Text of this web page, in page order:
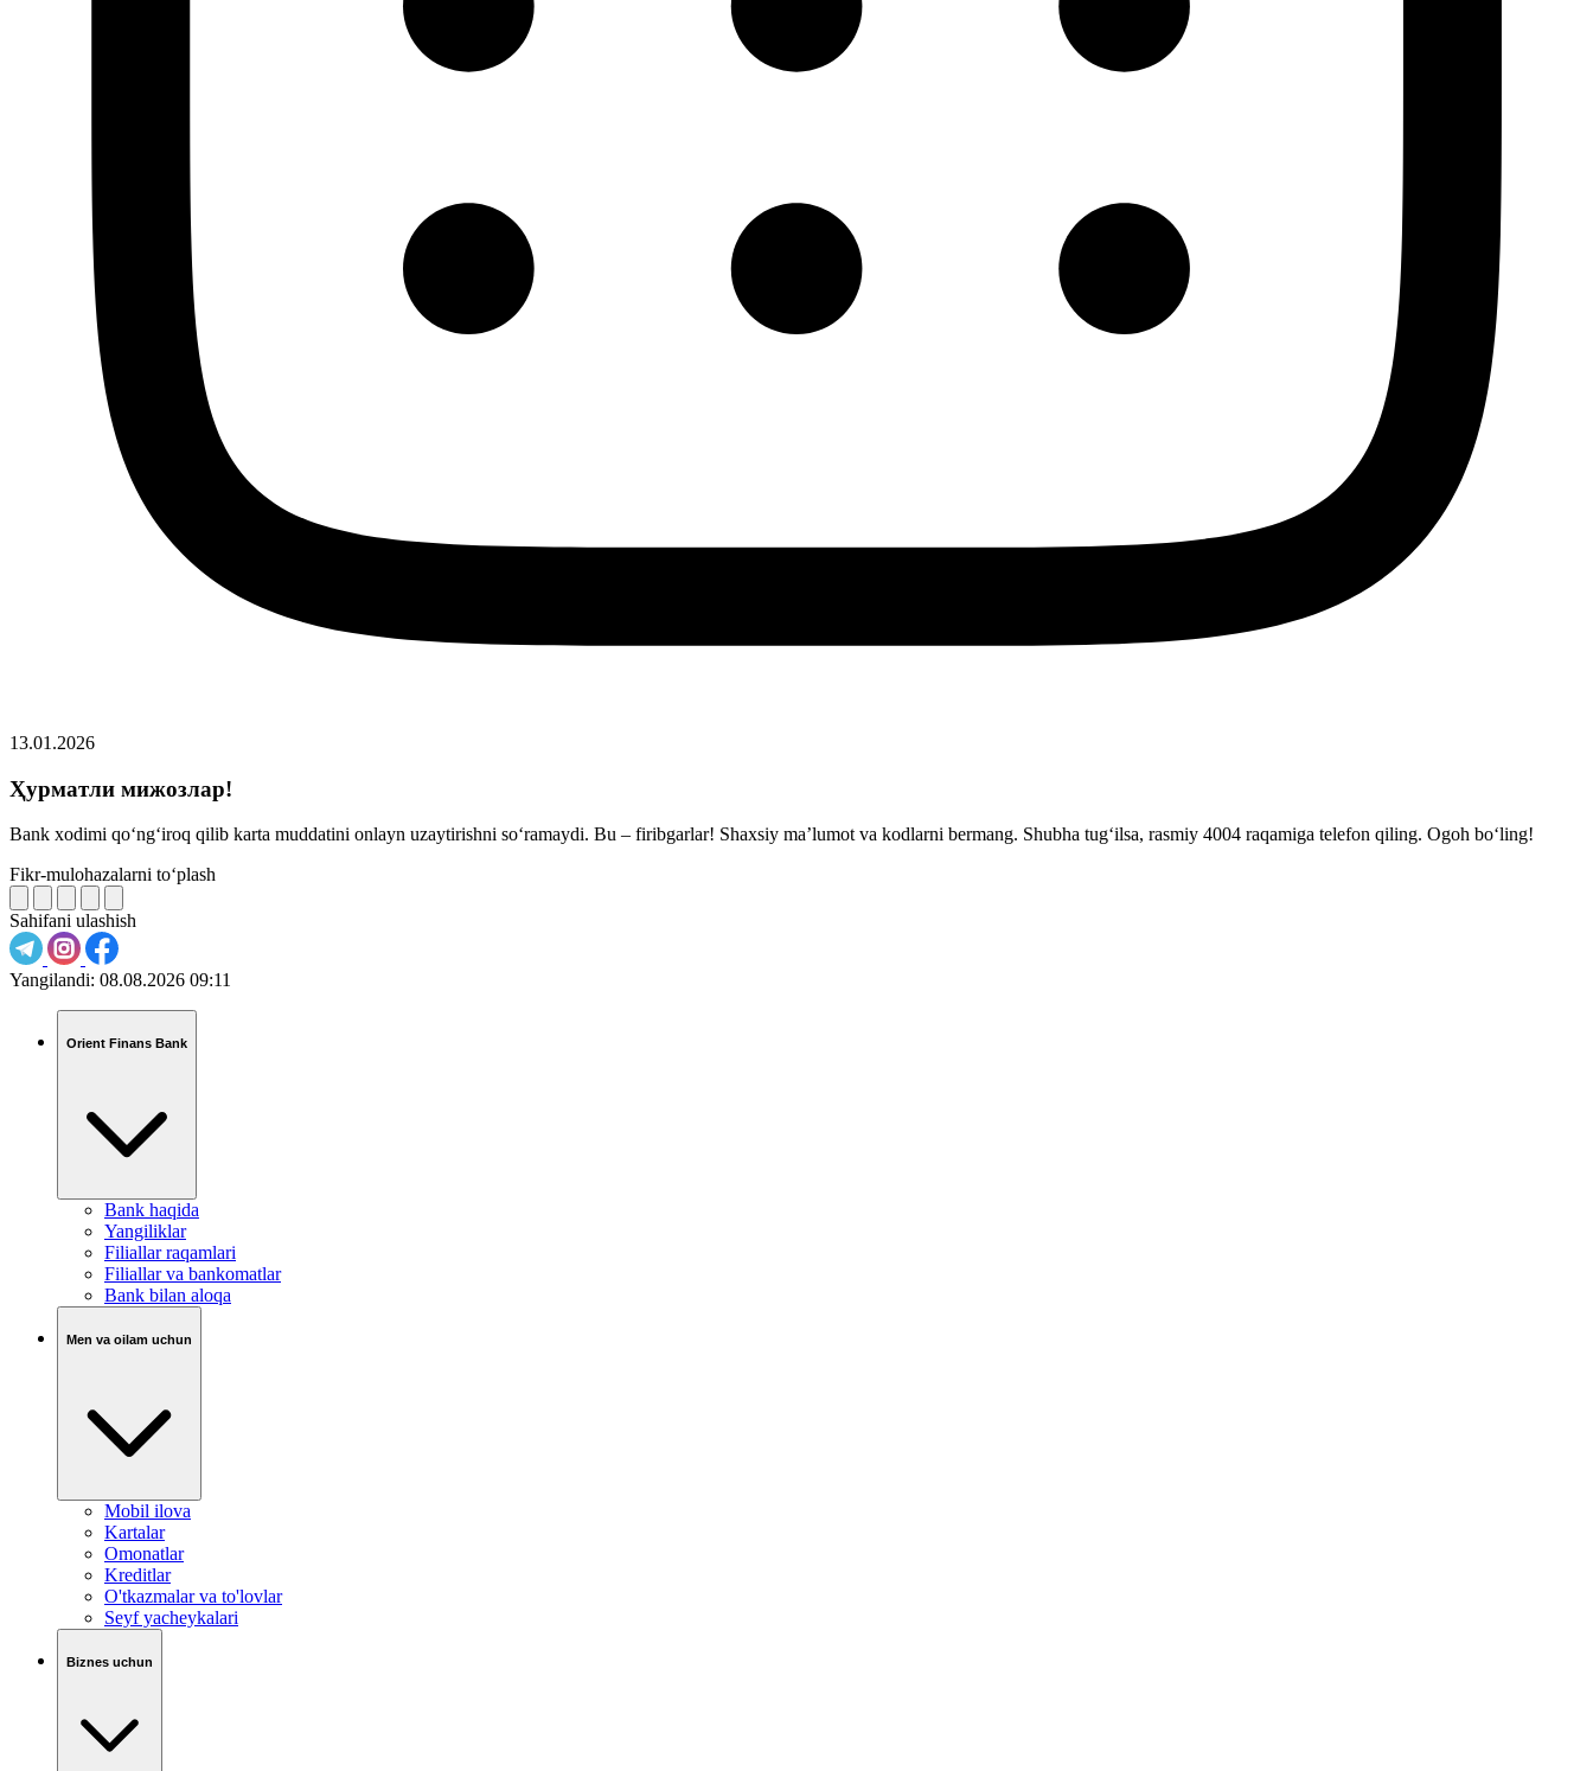
13.01.2026
Ҳурматли мижозлар!
Bank xodimi qo‘ng‘iroq qilib karta muddatini onlayn uzaytirishni so‘ramaydi. Bu – firibgarlar! Shaxsiy ma’lumot va kodlarni bermang. Shubha tug‘ilsa, rasmiy 4004 raqamiga telefon qiling. Ogoh bo‘ling!
Fikr-mulohazalarni to‘plash
Sahifani ulashish
Yangilandi: 08.08.2026 09:11
Orient Finans Bank
Bank haqida
Yangiliklar
Filiallar raqamlari
Filiallar va bankomatlar
Bank bilan aloqa
Men va oilam uchun
Mobil ilova
Kartalar
Omonatlar
Kreditlar
O'tkazmalar va to'lovlar
Seyf yacheykalari
Biznes uchun